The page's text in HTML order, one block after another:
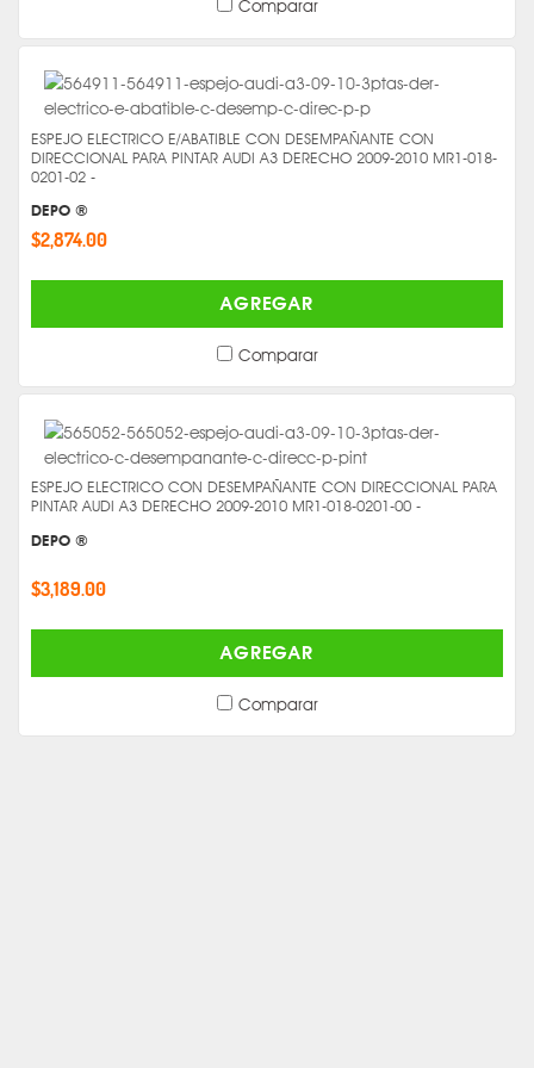
Comparar
ESPEJO ELECTRICO E/ABATIBLE CON DESEMPAÑANTE CON
DIRECCIONAL PARA PINTAR AUDI A3 DERECHO 2009-2010 MR1-018-
0201-02 -
DEPO ®
$2,874.00
AGREGAR
Comparar
ESPEJO ELECTRICO CON DESEMPAÑANTE CON DIRECCIONAL PARA
PINTAR AUDI A3 DERECHO 2009-2010 MR1-018-0201-00 -
DEPO ®
$3,189.00
AGREGAR
Comparar